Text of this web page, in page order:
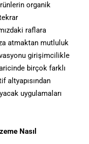
organik
raflara
atmaktan mutluluk
girişimcilikle
birçok farklı
altyapısından
uygulamaları
Nasıl